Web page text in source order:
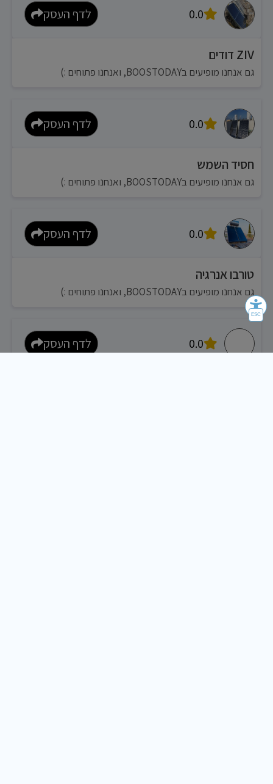
0.0 לדף העסק
ZIV דודים
גם אנחנו מופיעים בBOOSTODAY, ואנחנו פתוחים :)
0.0 לדף העסק
חסיד השמש
גם אנחנו מופיעים בBOOSTODAY, ואנחנו פתוחים :)
0.0 לדף העסק
טורבו אנרגיה
גם אנחנו מופיעים בBOOSTODAY, ואנחנו פתוחים :)
0.0 לדף העסק